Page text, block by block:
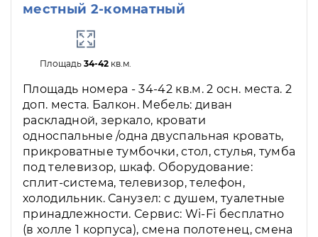
местный 2-комнатный
Площадь34-42 кв.м.
Площадь номера - 34-42 кв.м. 2 осн. места. 2
доп. места. Балкон. Мебель: диван
раскладной, зеркало, кровати
односпальные /одна двуспальная кровать,
прикроватные тумбочки, стол, стулья, тумба
под телевизор, шкаф. Оборудование:
сплит-система, телевизор, телефон,
холодильник. Санузел: с душем, туалетные
принадлежности. Сервис: Wi-Fi бесплатно
(в холле 1 корпуса), смена полотенец, смена